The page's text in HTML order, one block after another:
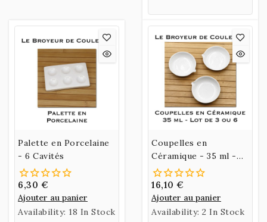
Palette en Porcelaine
- 6 Cavités
6,30 €
Ajouter au panier
Availability: 18 In Stock
Coupelles en
Céramique - 35 ml -
Lot de 3 ou Lot de 6
16,10 €
Ajouter au panier
Availability: 2 In Stock